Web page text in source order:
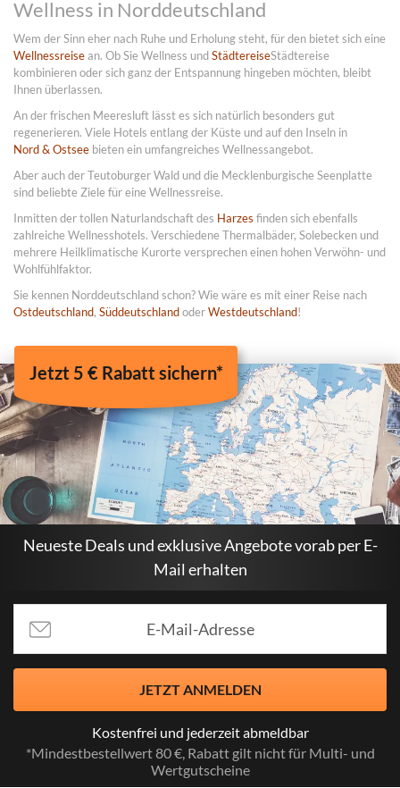
Wellness in Norddeutschland
Wem der Sinn eher nach Ruhe und Erholung steht, für den bietet sich eine
Wellnessreisean. Ob Sie Wellness undStädtereiseStädtereise
kombinieren oder sich ganz der Entspannung hingeben möchten, bleibt
Ihnen überlassen.
An der frischen Meeresluft lässt es sich natürlich besonders gut
regenerieren. Viele Hotels entlang der Küste und auf den Inseln in
Nord & Ostsee bieten ein umfangreiches Wellnessangebot.
Aber auch der Teutoburger Wald und die Mecklenburgische Seenplatte
sind beliebte Ziele für eine Wellnessreise.
Inmitten der tollen Naturlandschaft des Harzes finden sich ebenfalls
zahlreiche Wellnesshotels. Verschiedene Thermalbäder, Solebecken und
mehrere Heilklimatische Kurorte versprechen einen hohen Verwöhn- und
Wohlfühlfaktor.
Sie kennen Norddeutschland schon? Wie wäre es mit einer Reise nach
Ostdeutschland, SüddeutschlandoderWestdeutschland!
Jetzt 5 € Rabatt sichern*
Neueste Deals und exklusive Angebote vorab per E-
Mail erhalten
JETZT ANMELDEN
Kostenfrei und jederzeit abmeldbar
*Mindestbestellwert 80 €, Rabatt gilt nicht für Multi- und
Wertgutscheine